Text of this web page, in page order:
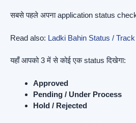
सबसे पहले अपना application status
Read also: Ladki Bahin Status / Track
यहाँ आपको 3 में से कोई एक status दिखेगा:
Approved
Pending / Under Process
Hold / Rejected